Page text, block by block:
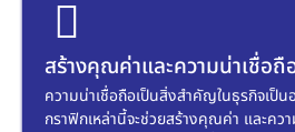
สร้างคุณค่าและความน่าเชื่อถื
ความน่าเชื่อถือเป็นสิ่งสำคัญในธุรกิจเป็
กราฟิกเหล่านี้จะช่วยสร้างคุณค่า และคว